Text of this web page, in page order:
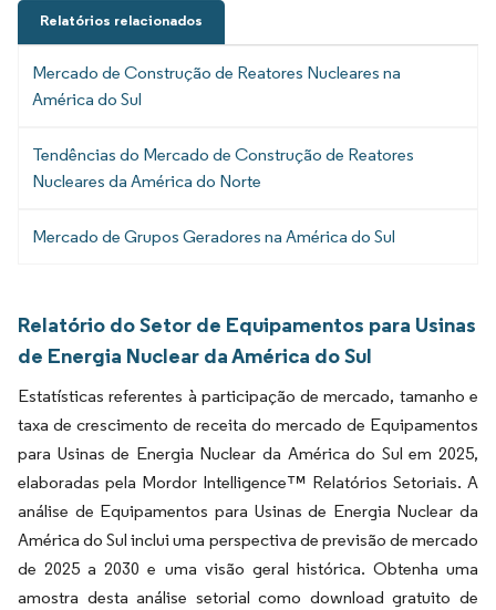
Relatórios relacionados
Mercado de Construção de Reatores Nucleares na
América do Sul
Tendências do Mercado de Construção de Reatores
Nucleares da América do Norte
Mercado de Grupos Geradores na América do Sul
Relatório do Setor de Equipamentos para Usinas
de Energia Nuclear da América do Sul
Estatísticas referentes à participação de mercado, tamanho e
taxa de crescimento de receita do mercado de Equipamentos
para Usinas de Energia Nuclear da América do Sul em 2025,
elaboradas pela Mordor Intelligence™ Relatórios Setoriais. A
análise de Equipamentos para Usinas de Energia Nuclear da
América do Sul inclui uma perspectiva de previsão de mercado
de 2025 a 2030 e uma visão geral histórica. Obtenha uma
amostra desta análise setorial como download gratuito de